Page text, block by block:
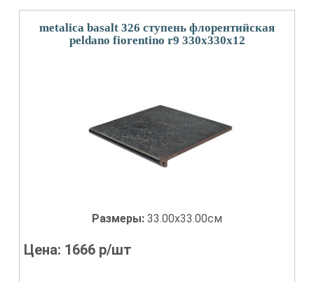
metalica basalt 326 ступень флорентийская
peldano fiorentino r9 330x330x12
Размеры: 33.00x33.00см
Цена: 1666 р/шт